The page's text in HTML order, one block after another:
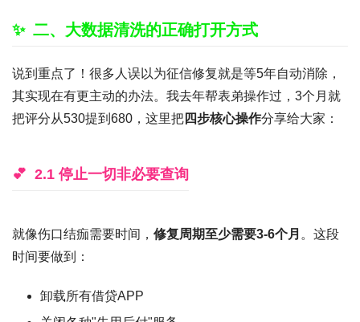
二、大数据清洗的正确打开方式
说到重点了！很多人误以为征信修复就是等5年自动消除，
其实现在有更主动的办法。我去年帮表弟操作过，3个月就
把评分从530提到680，这里把四步核心操作分享给大家：
2.1 停止一切非必要查询
就像伤口结痂需要时间， 修复周期至少需要3-6个月 。这段
时间要做到：
卸载所有借贷APP